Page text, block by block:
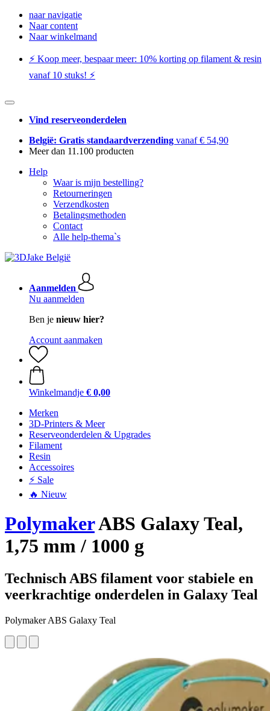
naar navigatie
Naar content
Naar winkelmand
⚡️ Koop meer, bespaar meer: ​​10% korting op filament & resin
vanaf 10 stuks! ⚡️
Vind reserveonderdelen
België: Gratis standaardverzending vanaf € 54,90
Meer dan 11.100 producten
Help
Waar is mijn bestelling?
Retourneringen
Verzendkosten
Betalingsmethoden
Contact
Alle help-thema`s
Aanmelden
Nu aanmelden
Ben je nieuw hier?
Account aanmaken
Winkelmandje € 0,00
Merken
3D-Printers & Meer
Reserveonderdelen & Upgrades
Filament
Resin
Accessoires
⚡ Sale
🔥 Nieuw
PolymakerABS Galaxy Teal,
1,75 mm / 1000 g
Technisch ABS filament voor stabiele en
veerkrachtige onderdelen in Galaxy Teal
Polymaker ABS Galaxy Teal